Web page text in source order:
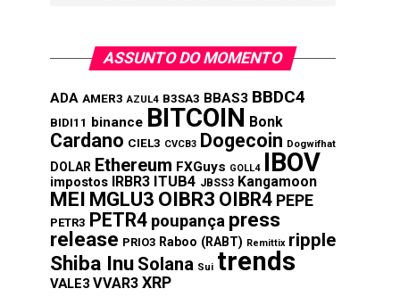
ASSUNTO DO MOMENTO
ADA AMER3 AZUL4 B3SA3 BBAS3 BBDC4
BIDI11 binance BITCOIN Bonk
Cardano CIEL3 CVCB3 Dogecoin Dogwifhat
DOLAR Ethereum FXGuys GOLL4 IBOV
impostos IRBR3 ITUB4 JBSS3 Kangamoon
MEI MGLU3 OIBR3 OIBR4 PEPE
PETR3 PETR4 poupança press
release PRIO3 Raboo (RABT) Remittix ripple
Shiba Inu Solana Sui trends
VALE3 VVAR3 XRP